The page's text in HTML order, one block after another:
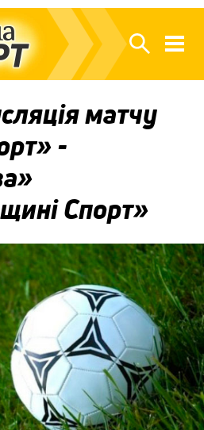
матчу
-
Спорт»